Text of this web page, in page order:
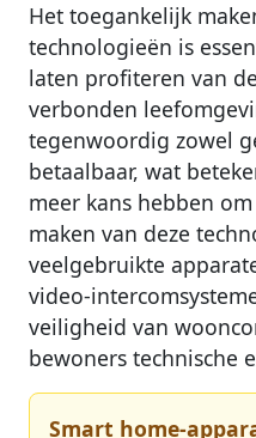
Het toegankelijk
technologieën is
laten profiteren van
verbonden
tegenwoordig zowel
betaalbaar, wat
meer kans hebben
maken van deze
veelgebruikte
video-
veiligheid van
bewoners technische
Smart home-